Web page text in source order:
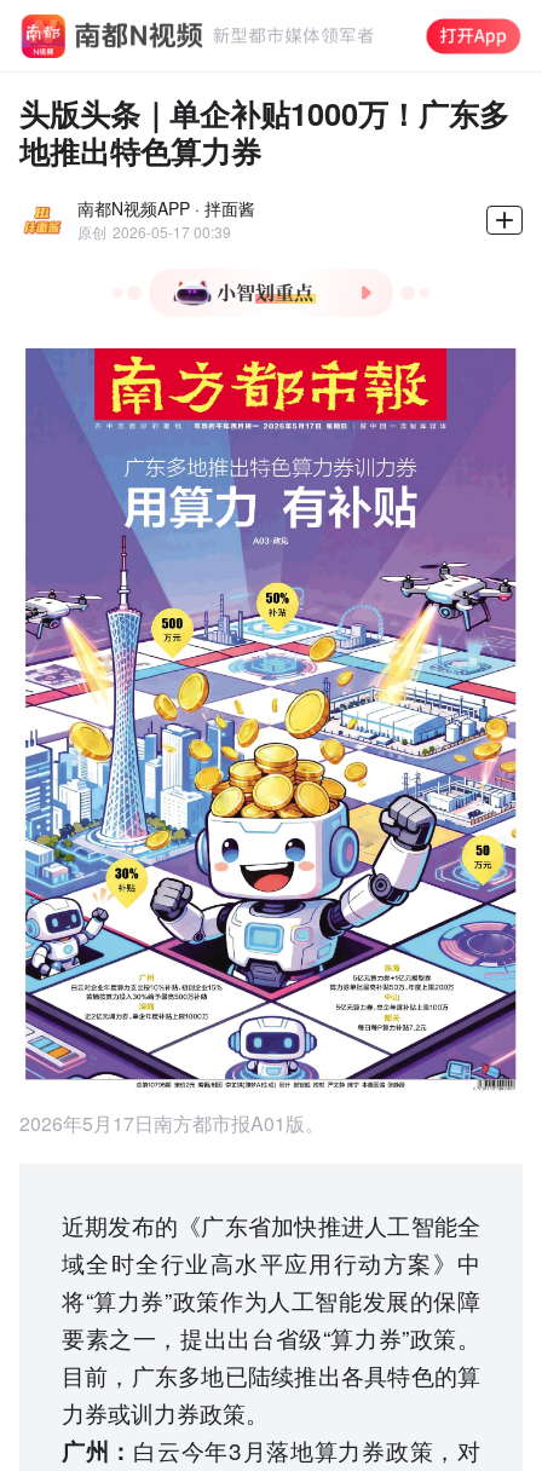
头版头条｜单企补贴1000万！广东多
地推出特色算力券
南都N视频APP · 拌面酱
原创 2026-05-17 00:39
特色的算力券或训力券政策
2.4名外卖小哥获赠“广州公
安英雄狮”
3.南都持续关注广州口袋公
园管养问题
4.AI落地成本下降95%，你
的工作会被取代吗
5.《给阿嬷的情书》单日票
房首次破亿
以上内容由AI大模型生成，仅供
参考
2026年5月17日南方都市报A01版。
近期发布的《广东省加快推进人工智能全
域全时全行业高水平应用行动方案》中
将“算力券”政策作为人工智能发展的保障
要素之一，提出出台省级“算力券”政策。
目前，广东多地已陆续推出各具特色的算
力券或训力券政策。
广州： 白云今年3月落地算力券政策，对